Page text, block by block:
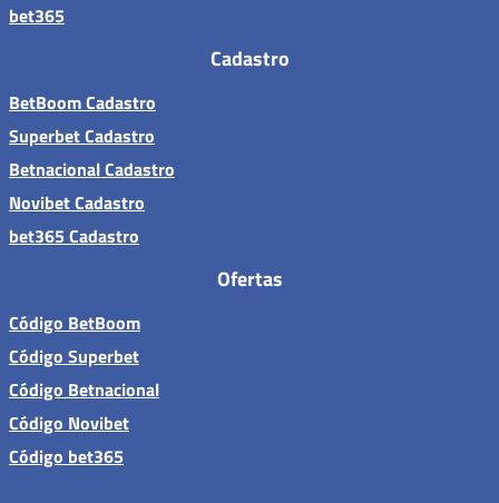
bet365
Cadastro
BetBoom Cadastro
Superbet Cadastro
Betnacional Cadastro
Novibet Cadastro
bet365 Cadastro
Ofertas
Código BetBoom
Código Superbet
Código Betnacional
Código Novibet
Código bet365